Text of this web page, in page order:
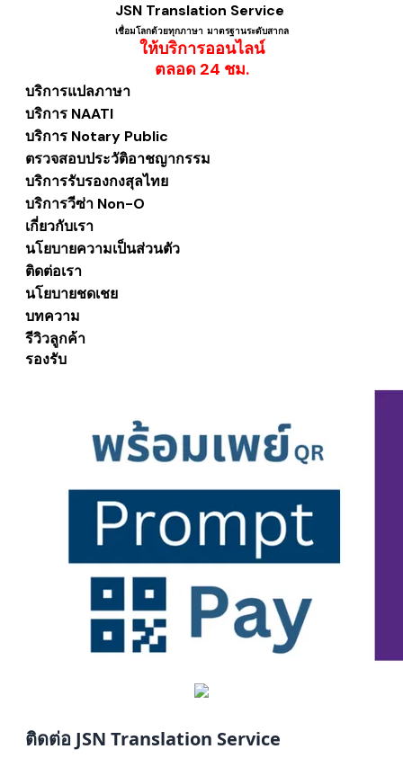
JSN Translation Service
เชื่อมโลกด้วยทุกภาษา ​มาตรฐานระดับสากล
ให้บริการออนไลน์
​ตลอด 24 ชม.
บริการแปลภาษา
บริการ NAATI
บริการ Notary Public
ตรวจสอบประวัติอาชญากรรม
บริการรับรองกงสุลไทย
บริการวีซ่า Non-O
เกี่ยวกับเรา
นโยบายความเป็นส่วนตัว
ติดต่อเรา
นโยบายชดเชย
บทความ
รีวิวลูกค้า
รองรับ
ติดต่อ JSN Translation Service